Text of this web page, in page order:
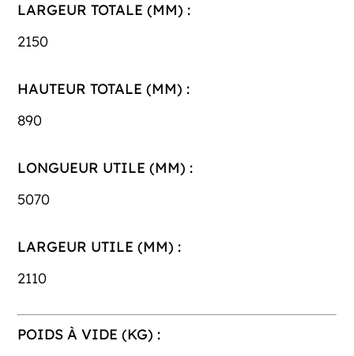
LARGEUR TOTALE (MM) :
2150
HAUTEUR TOTALE (MM) :
890
LONGUEUR UTILE (MM) :
5070
LARGEUR UTILE (MM) :
2110
POIDS À VIDE (KG) :